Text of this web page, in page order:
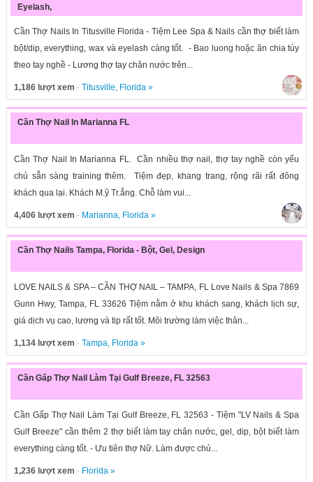
Eyelash,
Cần Thợ Nails In Titusville Florida - Tiệm Lee Spa & Nails cần thợ biết làm
bột/dip, everything, wax và eyelash càng tốt. - Bao luong hoặc ăn chia tùy
theo tay nghề - Lương thợ tay chân nước trên...
1,186 lượt xem · Titusville, Florida»
Cần Thợ Nail In Marianna FL
Cần Thợ Nail In Marianna FL. Cần nhiều thợ nail, thợ tay nghề còn yếu
chủ sẵn sàng training thêm. Tiệm đẹp, khang trang, rộng rãi rất đông
khách qua lại. Khách M.ỹ Tr.ắng. Chỗ làm vui...
4,406 lượt xem · Marianna, Florida»
Cần Thợ Nails Tampa, Florida - Bột, Gel, Design
LOVE NAILS & SPA – CẦN THỢ NAIL – TAMPA, FL Love Nails & Spa 7869
Gunn Hwy, Tampa, FL 33626 Tiệm nằm ở khu khách sang, khách lịch sự,
giá dịch vụ cao, lương và tip rất tốt. Môi trường làm việc thân...
1,134 lượt xem · Tampa, Florida»
Cần Gấp Thợ Nail Làm Tại Gulf Breeze, FL 32563
Cần Gấp Thợ Nail Làm Tại Gulf Breeze, FL 32563 - Tiệm "LV Nails & Spa
Gulf Breeze" cần thêm 2 thợ biết làm tay chân nước, gel, dip, bột biết làm
everything càng tốt. - Ưu tiên thợ Nữ. Làm được chủ...
1,236 lượt xem · Florida»